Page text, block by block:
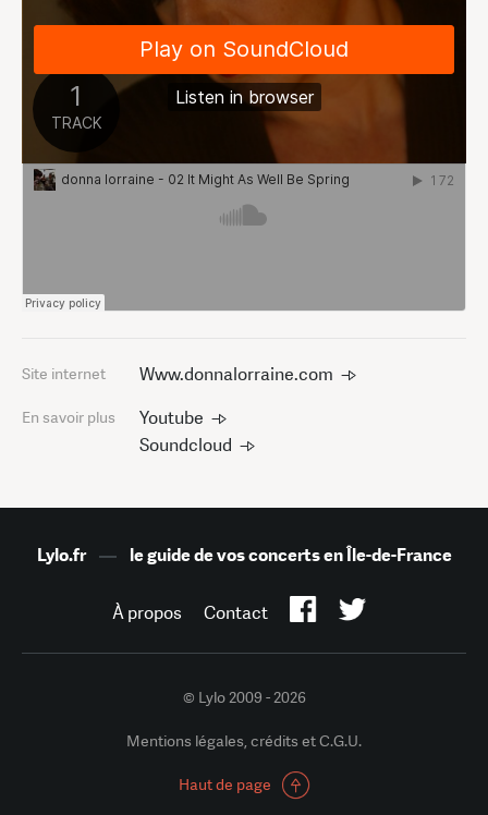
Site internet Www.donnalorraine.com
En savoir plus
Youtube
Soundcloud
Lylo.fr— le guide de vos concerts en Île-de-France
À propos Contact
© Lylo 2009 - 2026
Mentions légales, crédits et C.G.U.
Haut de page